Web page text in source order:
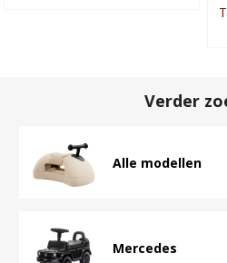
Verder
Alle modellen
Mercedes